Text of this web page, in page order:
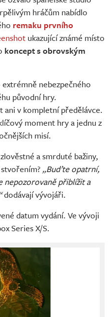
hráčům nabídlo
remaku prvního
ukazující známé místo
koncept s obrovským
nebezpečného
původní hry.
ani v kompletní předělávce.
moment hry a jednu z
misí.
a smrduté bažiny,
„Buďte opatrní,
nepozorovaně přiblížit a
dodávají vývojáři.
datum vydání. Ve vývoji
Series X/S.